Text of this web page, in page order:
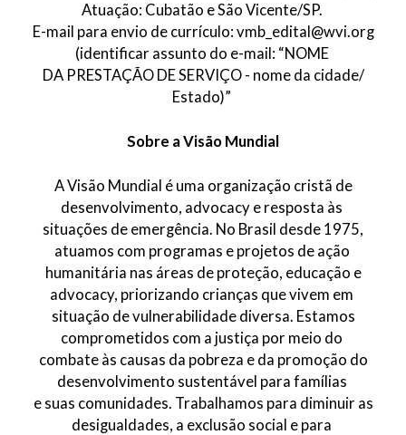
Atuação: Cubatão e São Vicente/SP.
E-mail para envio de currículo: vmb_edital@wvi.org
(identificar assunto do e-mail: “NOME
DA PRESTAÇÃO DE SERVIÇO - nome da cidade/
Estado)”
Sobre a Visão Mundial
A Visão Mundial é uma organização cristã de
desenvolvimento, advocacy e resposta às
situações de emergência. No Brasil desde 1975,
atuamos com programas e projetos de ação
humanitária nas áreas de proteção, educação e
advocacy, priorizando crianças que vivem em
situação de vulnerabilidade diversa. Estamos
comprometidos com a justiça por meio do
combate às causas da pobreza e da promoção do
desenvolvimento sustentável para famílias
e suas comunidades. Trabalhamos para diminuir as
desigualdades, a exclusão social e para